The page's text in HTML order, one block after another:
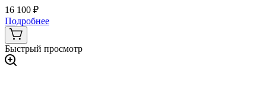
16 100 ₽
Подробнее
Быстрый просмотр